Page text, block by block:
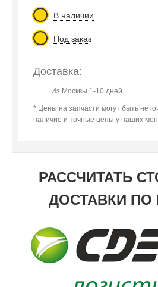
В наличии
Под заказ
Доставка:
Из Москвы 1-10 дней
* Цены на запчасти могут быть
наличие и точные цены у наших
РАССЧИТАТЬ
ДОСТАВКИ ПО